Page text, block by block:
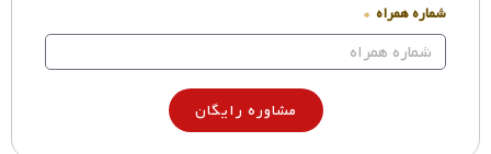
شماره همراه
مشاوره رایگان